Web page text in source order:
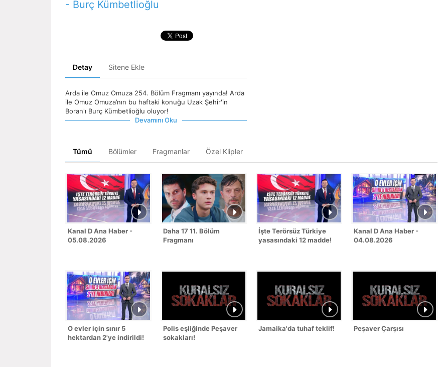
- Burç Kümbetlioğlu
Detay Sitene Ekle
Arda ile Omuz Omuza 254. Bölüm Fragmanı yayında! Arda
ile Omuz Omuza’nın bu haftaki konuğu Uzak Şehir'in
Boran'ı Burç Kümbetlioğlu oluyor!
Devamını Oku
Tümü Bölümler Fragmanlar Özel Klipler
Kanal D Ana Haber -
05.08.2026
Daha 17 11. Bölüm
Fragmanı
İşte Terörsüz Türkiye
yasasındaki 12 madde!
Kanal D Ana Haber -
04.08.2026
O evler için sınır 5
hektardan 2'ye indirildi!
Polis eşliğinde Peşaver
sokakları!
Jamaika'da tuhaf teklif! Peşaver Çarşısı